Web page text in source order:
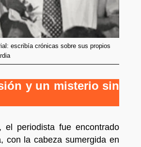
escribía crónicas sobre sus propios
y un misterio sin
el periodista fue encontrado
con la cabeza sumergida en